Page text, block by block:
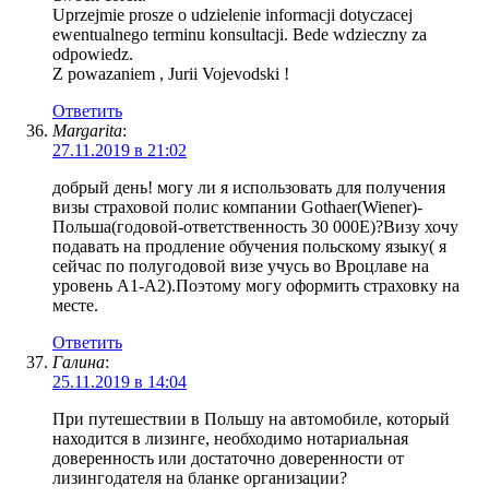
Uprzejmie prosze o udzielenie informacji dotyczacej
ewentualnego terminu konsultacji. Bede wdzieczny za
odpowiedz.
Z powazaniem , Jurii Vojevodski !
Ответить
Margarita:
27.11.2019 в 21:02
добрый день! могу ли я использовать для получения
визы страховой полис компании Gothaer(Wiener)-
Польша(годовой-ответственность 30 000E)?Визу хочу
подавать на продление обучения польскому языку( я
сейчас по полугодовой визе учусь во Вроцлаве на
уровень А1-А2).Поэтому могу оформить страховку на
месте.
Ответить
Галина:
25.11.2019 в 14:04
При путешествии в Польшу на автомобиле, который
находится в лизинге, необходимо нотариальная
доверенность или достаточно доверенности от
лизингодателя на бланке организации?